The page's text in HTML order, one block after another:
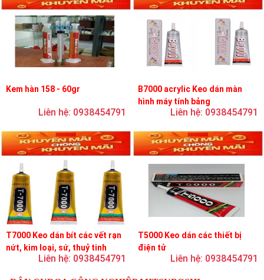
Kem hàn 158 - 60gr
Liên hệ: 0938454791
B7000 acrylic Keo dán màn
hình máy tính bảng
Liên hệ: 0938454791
T7000 Keo dán bít các vết rạn
nứt, kim loại, sứ, thuỷ tinh
Liên hệ: 0938454791
T5000 Keo dán các thiết bị
điện tử
Liên hệ: 0938454791